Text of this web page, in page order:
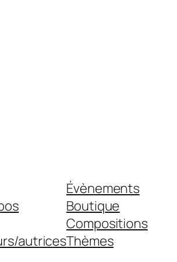
autrices
Évènements
Boutique
Compositions
Thèmes